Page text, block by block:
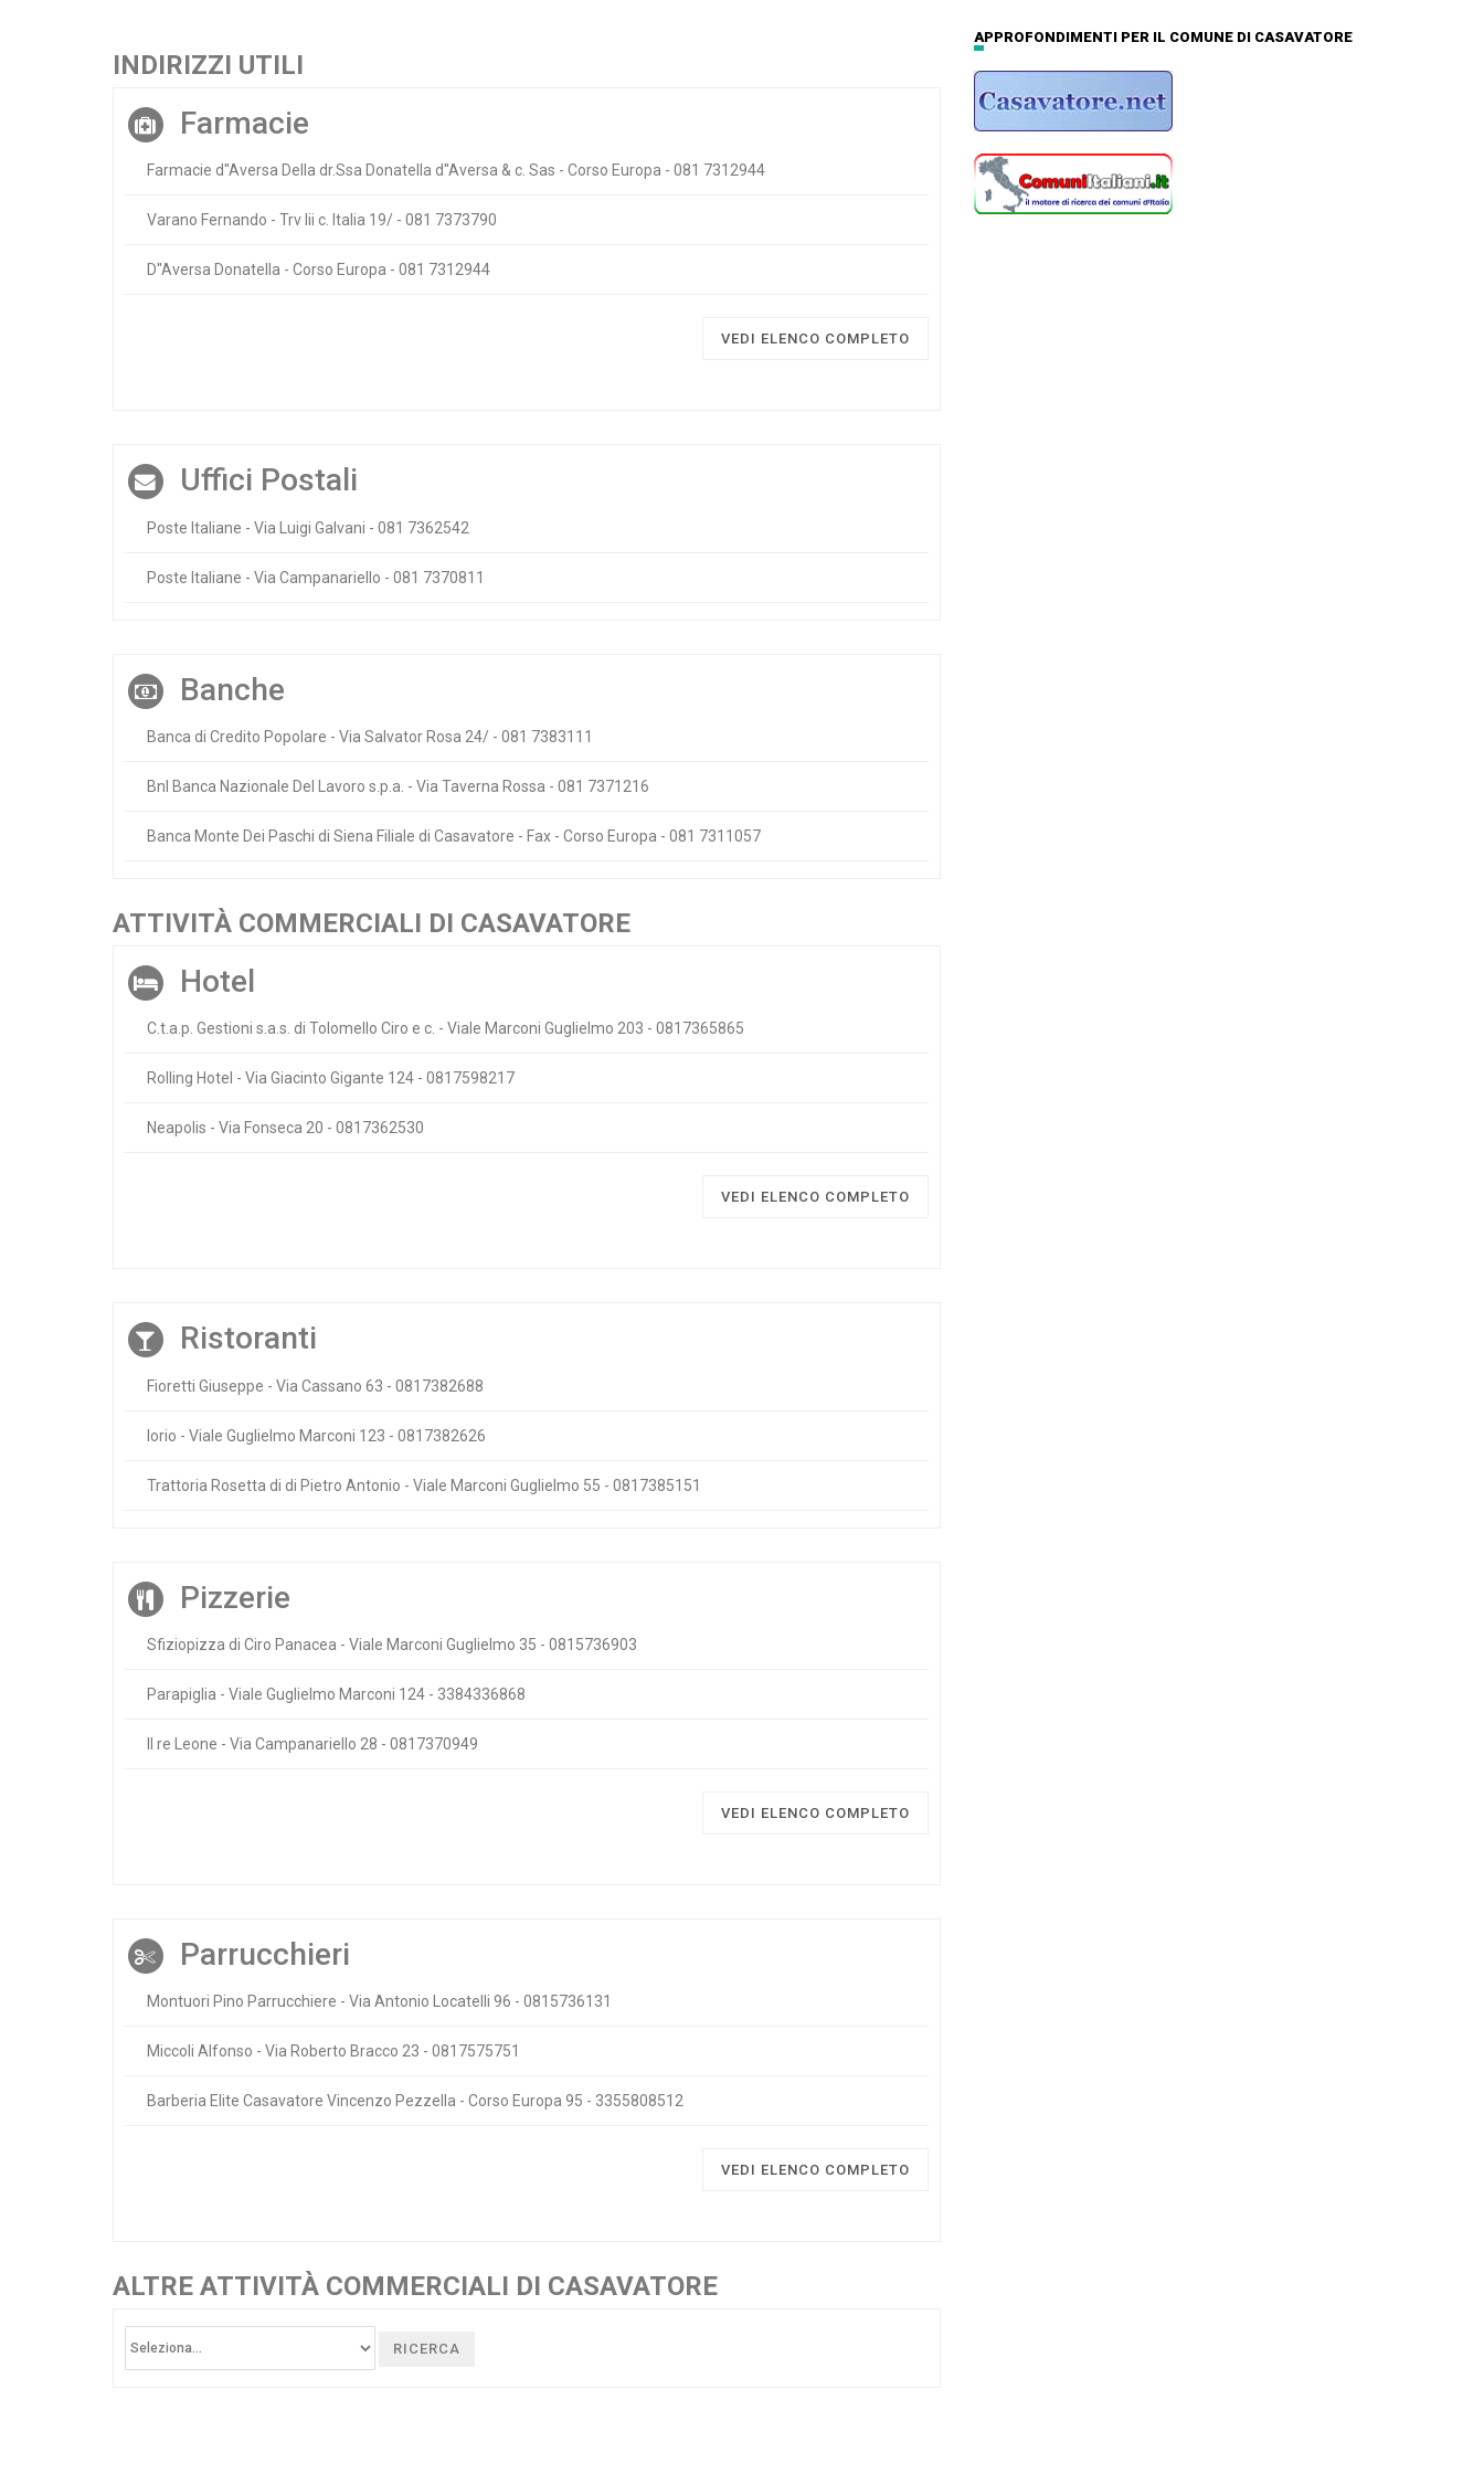
INDIRIZZI UTILI
Farmacie
Farmacie d''Aversa Della dr.Ssa Donatella d''Aversa & c. Sas - Corso Europa - 081 7312944
Varano Fernando - Trv Iii c. Italia 19/ - 081 7373790
D''Aversa Donatella - Corso Europa - 081 7312944
VEDI ELENCO COMPLETO
Uffici Postali
Poste Italiane - Via Luigi Galvani - 081 7362542
Poste Italiane - Via Campanariello - 081 7370811
Banche
Banca di Credito Popolare - Via Salvator Rosa 24/ - 081 7383111
Bnl Banca Nazionale Del Lavoro s.p.a. - Via Taverna Rossa - 081 7371216
Banca Monte Dei Paschi di Siena Filiale di Casavatore - Fax - Corso Europa - 081 7311057
ATTIVITÀ COMMERCIALI DI CASAVATORE
Hotel
C.t.a.p. Gestioni s.a.s. di Tolomello Ciro e c. - Viale Marconi Guglielmo 203 - 0817365865
Rolling Hotel - Via Giacinto Gigante 124 - 0817598217
Neapolis - Via Fonseca 20 - 0817362530
VEDI ELENCO COMPLETO
Ristoranti
Fioretti Giuseppe - Via Cassano 63 - 0817382688
Iorio - Viale Guglielmo Marconi 123 - 0817382626
Trattoria Rosetta di di Pietro Antonio - Viale Marconi Guglielmo 55 - 0817385151
Pizzerie
Sfiziopizza di Ciro Panacea - Viale Marconi Guglielmo 35 - 0815736903
Parapiglia - Viale Guglielmo Marconi 124 - 3384336868
Il re Leone - Via Campanariello 28 - 0817370949
VEDI ELENCO COMPLETO
Parrucchieri
Montuori Pino Parrucchiere - Via Antonio Locatelli 96 - 0815736131
Miccoli Alfonso - Via Roberto Bracco 23 - 0817575751
Barberia Elite Casavatore Vincenzo Pezzella - Corso Europa 95 - 3355808512
VEDI ELENCO COMPLETO
ALTRE ATTIVITÀ COMMERCIALI DI CASAVATORE
RICERCA
APPROFONDIMENTI PER IL COMUNE DI CASAVATORE